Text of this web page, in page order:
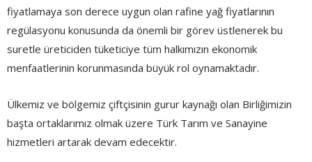
fiyatlamaya son derece uygun olan rafine yağ fiyatlarının
regülasyonu konusunda da önemli bir görev üstlenerek bu
suretle üreticiden tüketiciye tüm halkımızın ekonomik
menfaatlerinin korunmasında büyük rol oynamaktadır.
Ülkemiz ve bölgemiz çiftçisinin gurur kaynağı olan Birliğimizin
başta ortaklarımız olmak üzere Türk Tarım ve Sanayine
hizmetleri artarak devam edecektir.